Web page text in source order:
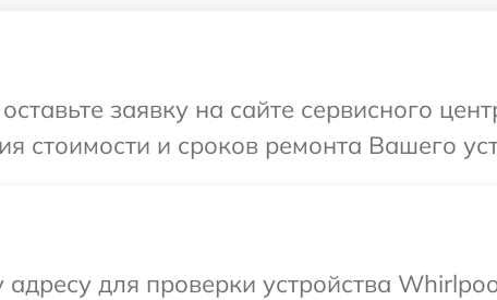
заявку на сайте сервисного
стоимости и сроков ремонта Вашего
для проверки устройства